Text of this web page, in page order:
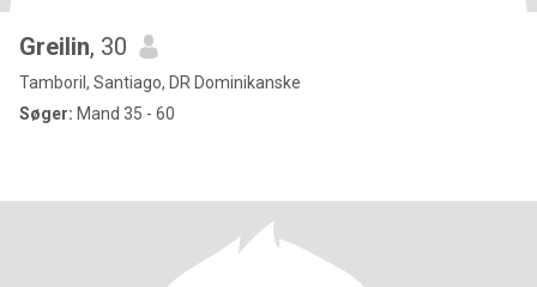
Greilin, 30
Tamboril, Santiago, DR Dominikanske
Søger: Mand 35 - 60